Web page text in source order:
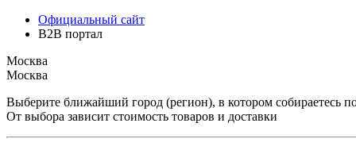
Официальный сайт
B2B портал
Москва
Москва
Выберите ближайший город (регион), в котором собираетесь
От выбора зависит стоимость товаров и доставки